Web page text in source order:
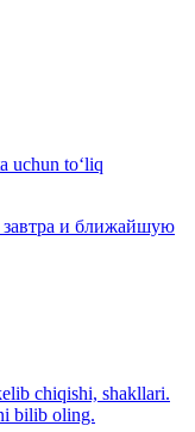
uchun to‘liq
и ближайшую
chiqishi, shakllari.
bilib oling.